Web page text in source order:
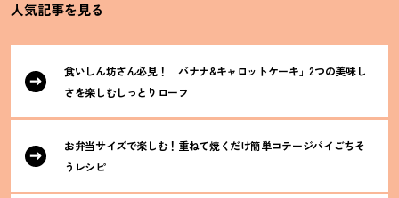
人気記事を見る
食いしん坊さん必見！
「バナナ&キャロットケーキ」2つの美味し
さを楽しむしっとりローフ
お弁当サイズで楽しむ ！ 重ねて焼くだけ簡単コテージパイごちそ
うレシピ